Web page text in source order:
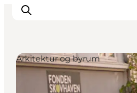
Inspirasjon
Arkitektur og byrum